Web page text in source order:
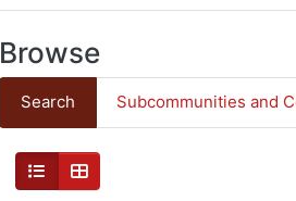
Browse
Search Subcommunities and